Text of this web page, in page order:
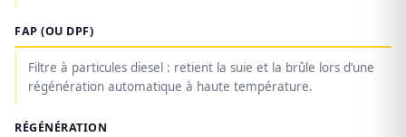
FAP (OU DPF)
Filtre à particules diesel : retient la suie et la brûle lors d’une
régénération automatique à haute température.
RÉGÉNÉRATION